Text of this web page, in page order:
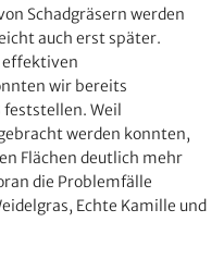
Schadgräsern werden
auch erst später.
effektiven
wir bereits
Weil
werden konnten,
Flächen deutlich mehr
die Problemfälle
Echte Kamille und